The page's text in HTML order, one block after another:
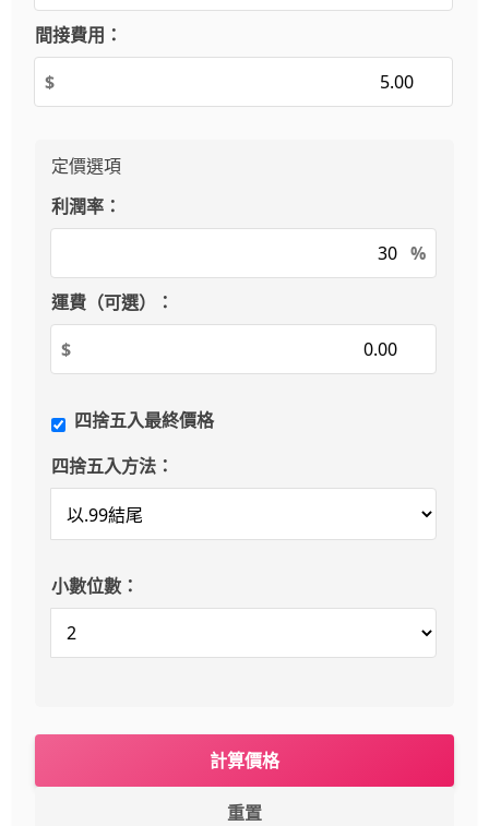
間接費用：
$
定價選項
利潤率：
%
運費（可選）：
$
四捨五入最終價格
四捨五入方法：
小數位數：
計算價格
重置